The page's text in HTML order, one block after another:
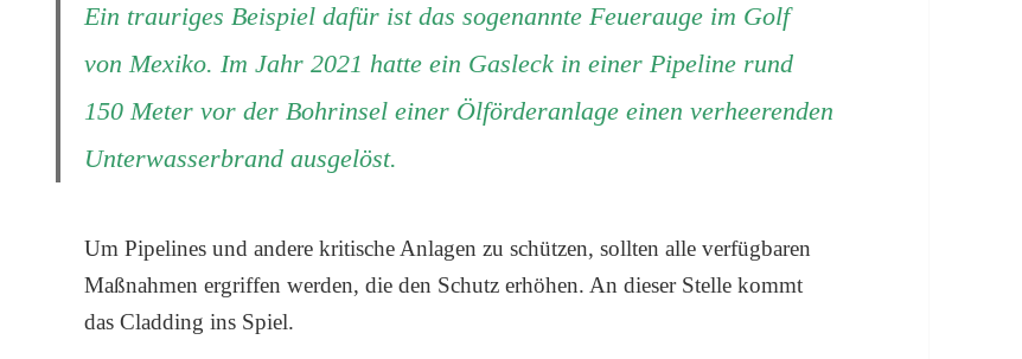
Ein trauriges Beispiel dafür ist das sogenannte Feuerauge im Golf
von Mexiko. Im Jahr 2021 hatte ein Gasleck in einer Pipeline rund
150 Meter vor der Bohrinsel einer Ölförderanlage einen verheerenden
Unterwasserbrand ausgelöst.
Um Pipelines und andere kritische Anlagen zu schützen, sollten alle verfügbaren
Maßnahmen ergriffen werden, die den Schutz erhöhen. An dieser Stelle kommt
das Cladding ins Spiel.